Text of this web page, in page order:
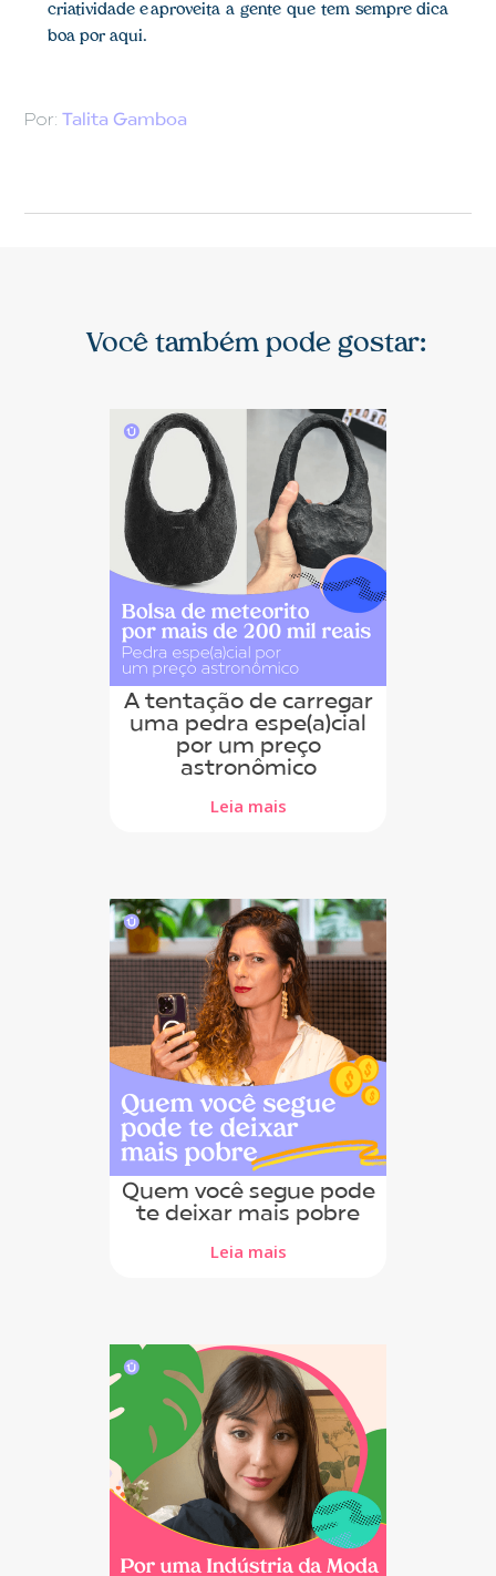
criatividade e aproveita a gente que tem sempre dica
boa por aqui.
Talita Gamboa
Por:
Você também pode gostar:
A tentação de carregar
uma pedra espe(a)cial
por um preço
astronômico
Leia mais
Quem você segue pode
te deixar mais pobre
Leia mais